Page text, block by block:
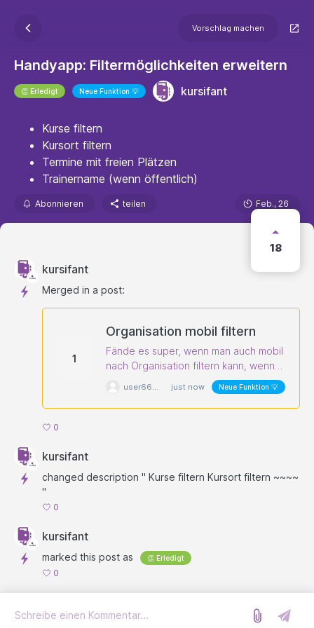
Vorschlag machen
Handyapp: Filtermöglichkeiten erweitern
👏 Erledigt Neue Funktion 💡 kursifant
Kurse filtern
Kursort filtern
Termine mit freien Plätzen
Trainername (wenn öffentlich)
Abonnieren teilen Feb., 26
18
kursifant
Merged in a post:
1
Organisation mobil filtern
Fände es super, wenn man auch mobil
nach Organisation filtern kann, wenn
man bei mehreren Organisationen
angemeldet ist.
just now Neue Funktion 💡
0
kursifant
changed description " Kurse filtern Kursort filtern ~~~~
"
0
kursifant
marked this post as 👏 Erledigt
0